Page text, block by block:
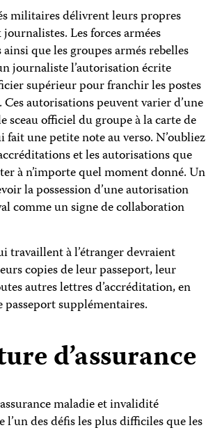
militaires délivrent leurs propres
Les forces armées
que les groupes armés rebelles
journaliste l’autorisation écrite
supérieur pour franchir les postes
autorisations peuvent varier d’une
sceau officiel du groupe à la carte de
fait une petite note au verso. N’oubliez
et les autorisations que
à n’importe quel moment donné. Un
la possession d’une autorisation
comme un signe de collaboration
travaillent à l’étranger devraient
copies de leur passeport, leur
autres lettres d’accréditation, en
passeport supplémentaires.
d’assurance
maladie et invalidité
l’un des défis les plus difficiles que les